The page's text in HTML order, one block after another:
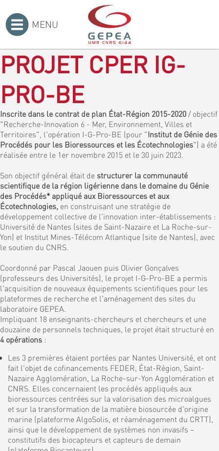
MENU
PROJET CPER IG-
PRO-BE
Inscrite dans le contrat de plan État-Région 2015-2020 / objectif
"Recherche-Innovation 6 - Mer, Environnement, Villes et
Territoires", l'opération I-G-Pro-BE (pour "Institut de Génie des
Procédés pour les Bioressources et les Écotechnologies") a été
réalisée entre le 1er novembre 2015 et le 30 juin 2023.
Son objectif général était de structurer la communauté
scientifique de la région ligérienne dans le domaine du Génie
des Procédés* appliqué aux Bioressources et aux
Écotechnologies, en construisant une stratégie de
développement collective de l'innovation inter-établissements :
Université de Nantes (sites de Saint-Nazaire et La Roche-sur-
Yon) et Institut Mines-Télécom Atlantique (site de Nantes), avec
le soutien du CNRS.
Coordonné par Pascal Jaouen puis Olivier Gonçalves
(professeurs des Universités), le projet I-G-Pro-BE a permis
l'acquisition de nouveaux équipements scientifiques pour les
plateformes de recherche et l'aménagement des sites du
laboratoire GEPEA.
Impliquant 18 enseignants-chercheurs et chercheurs et une
douzaine de personnels techniques, le projet était structuré en
4 opérations :
Les 3 premières étaient portées par Nantes Université, et ont
fait l'objet de cofinancements FEDER, État-Région, Saint-
Nazaire Agglomération, La Roche-sur-Yon Agglomération et
CNRS. Elles concernaient les procédés appliqués aux
bioressources centrées sur la valorisation des microalgues
et sur la transformation de la matière biosourcée d'origine
marine (plateforme AlgoSolis, et réaménagement du CRTT),
ainsi que le développement de systèmes non invasifs –
constitutifs des biocapteurs et capteurs de demain